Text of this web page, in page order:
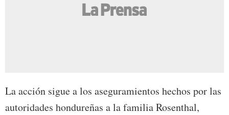
La acción sigue a los aseguramientos hechos por las
autoridades hondureñas a la familia Rosenthal,